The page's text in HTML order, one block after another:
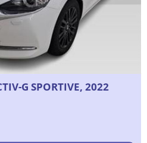
G SPORTIVE, 2022